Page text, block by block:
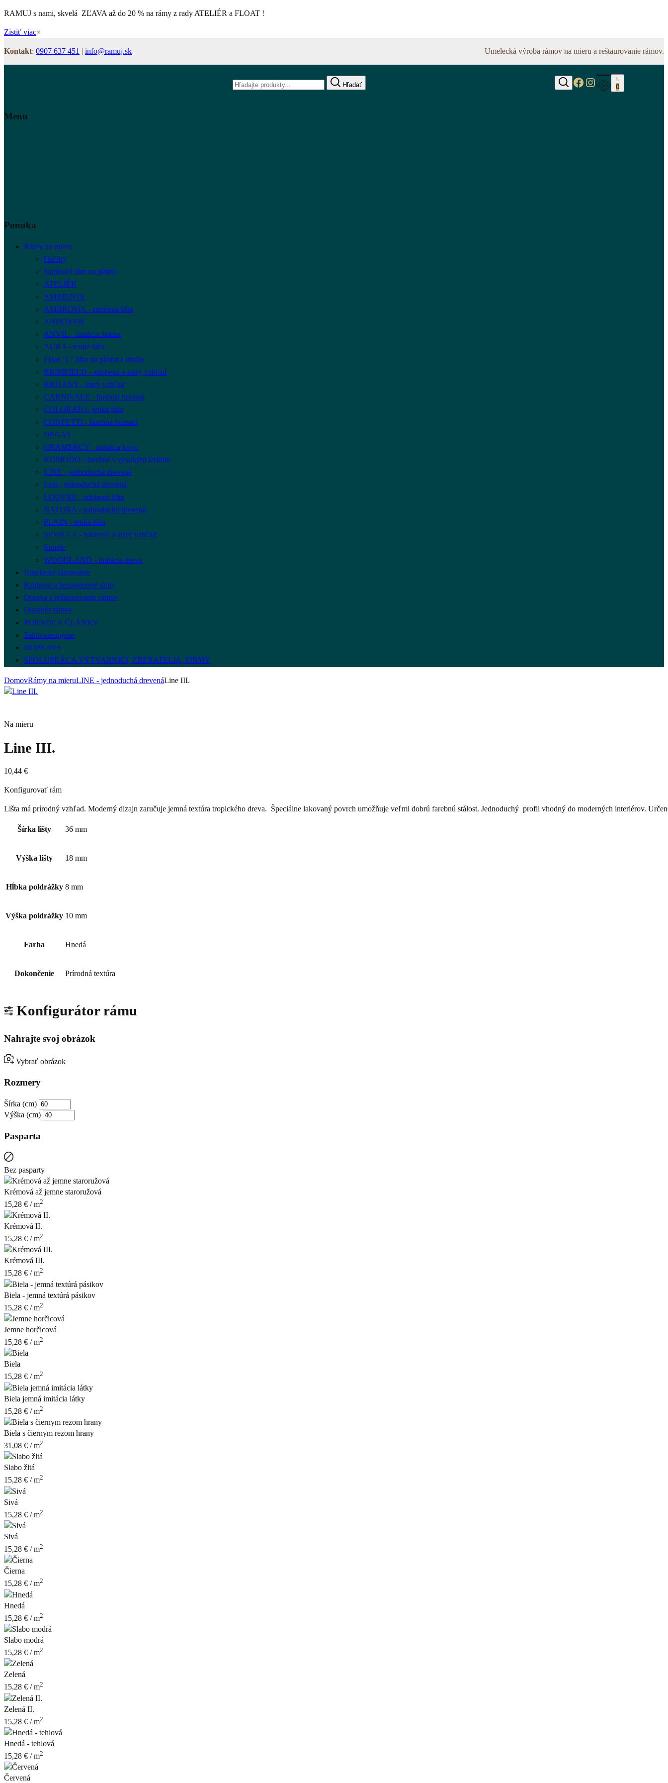
RAMUJ s nami, skvelá ZĽAVA až do 20 % na rámy z rady ATELIÉR a FLOAT !
Zistiť viac×
Kontakt: 0907 637 451 | info@ramuj.sk Umelecká výroba rámov na mieru a reštaurovanie rámov.
Hľadať
Hľadať
https://
https://
0
Menu
Ponuka
Rámy na mieru
Háčiky
Napínací rám na plátno
ATELIÉR
AMBIENTE
AMBROSIA - zdobená lišta
ANDOVER
ANVIL - imitácia železa
AURA - tenká lišta
Float "L" lišta na plátna a dosky
BRIMFIELD - zdobená a starý vzhľad
BRITANY - starý vzhľad
CARNIVALE - farebná hranatá
COLORATO- tenká lišta
CONFETTI - farebná hranatá
DEGAS
GRAMERCY - imitácia kovu
KOMODO - farebné s vysokým leskom
LINE - jednoduchá drevená
Loft - jednoduchá drevená
LOUVRE - zdobená lišta
NATURA - jednoduchá drevená
PLAIN - tenká lišta
SEVILLA - zdobená a starý vzhľad
Simple
WOODLAND - imitácia dreva
Umelecké rámovanie
Kruhové a hexagónové rámy
Oprava a reštaurovanie rámov
Dizajnér rámov
PORADCA ČLÁNKY
Takto rámujeme
DOPRAVA
SPOLUPRÁCA VÝTVARNÍCI, ZBERATELIA, FIRMY
DomovRámy na mieruLINE - jednoduchá drevenáLine III.
Na mieru
Line III.
10,44 €
Konfigurovať rám
Lišta má prírodný vzhľad. Moderný dizajn zaručuje jemná textúra tropického dreva. Špeciálne lakovaný povrch umožňuje veľmi dobrú farebnú stálost. Jednoduchý profil vhodný do moderných interiérov.
Šírka lišty 36 mm
Výška lišty 18 mm
Hĺbka poldrážky 8 mm
Výška poldrážky 10 mm
Farba Hnedá
Dokončenie Prírodná textúra
Konfigurátor rámu
Nahrajte svoj obrázok
Vybrať obrázok
Rozmery
Šírka (cm)
Výška (cm)
Pasparta
Bez pasparty
Krémová až jemne staroružová
15,28 € / m2
Krémová II.
15,28 € / m2
Krémová III.
15,28 € / m2
Biela - jemná textúrá pásikov
15,28 € / m2
Jemne horčicová
15,28 € / m2
Biela
15,28 € / m2
Biela jemná imitácia látky
15,28 € / m2
Biela s čiernym rezom hrany
31,08 € / m2
Slabo žltá
15,28 € / m2
Sivá
15,28 € / m2
Sivá
15,28 € / m2
Čierna
15,28 € / m2
Hnedá
15,28 € / m2
Slabo modrá
15,28 € / m2
Zelená
15,28 € / m2
Zelená II.
15,28 € / m2
Hnedá - tehlová
15,28 € / m2
Červená